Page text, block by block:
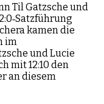
Til Gatzsche und
kamen die
im
und Lucie
mit 12:10 den
an diesem